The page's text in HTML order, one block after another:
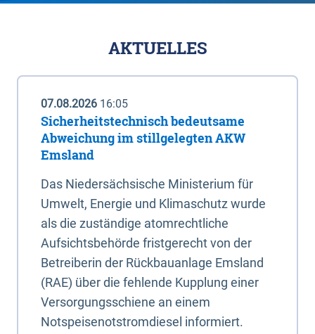
AKTUELLES
07.08.2026 16:05
Sicherheitstechnisch bedeutsame
Abweichung im stillgelegten AKW
Emsland
Das Niedersächsische Ministerium für
Umwelt, Energie und Klimaschutz wurde
als die zuständige atomrechtliche
Aufsichtsbehörde fristgerecht von der
Betreiberin der Rückbauanlage Emsland
(RAE) über die fehlende Kupplung einer
Versorgungsschiene an einem
Notspeisenotstromdiesel informiert.